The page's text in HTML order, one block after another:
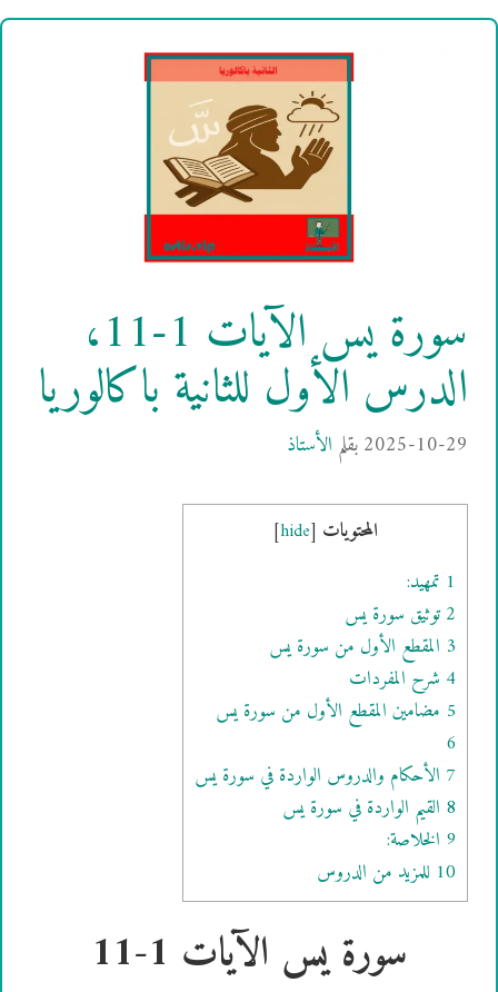
سورة يس الآيات 1-11،
الدرس الأول للثانية باكالوريا
2025-10-29بقلم الأستاذ
المحتويات [
hide
]
1 تمهيد:
2توثيق سورة يس
3 المقطع الأول من سورة يس
4 شرح المفردات
5 مضامين المقطع الأول من سورة يس
6
7 الأحكام والدروس الواردة في سورة يس
8 القيم الواردة في سورة يس
9 الخلاصة:
10 للمزيد من الدروس
سورة يس الآيات 1-11